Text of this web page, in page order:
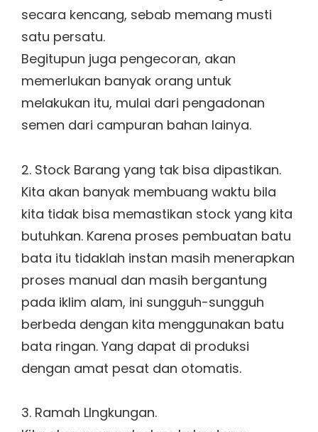
secara kencang, sebab memang musti
satu persatu.
Begitupun juga pengecoran, akan
memerlukan banyak orang untuk
melakukan itu, mulai dari pengadonan
semen dari campuran bahan lainya.
2. Stock Barang yang tak bisa dipastikan.
Kita akan banyak membuang waktu bila
kita tidak bisa memastikan stock yang kita
butuhkan. Karena proses pembuatan batu
bata itu tidaklah instan masih menerapkan
proses manual dan masih bergantung
pada iklim alam, ini sungguh-sungguh
berbeda dengan kita menggunakan batu
bata ringan. Yang dapat di produksi
dengan amat pesat dan otomatis.
3. Ramah LIngkungan.